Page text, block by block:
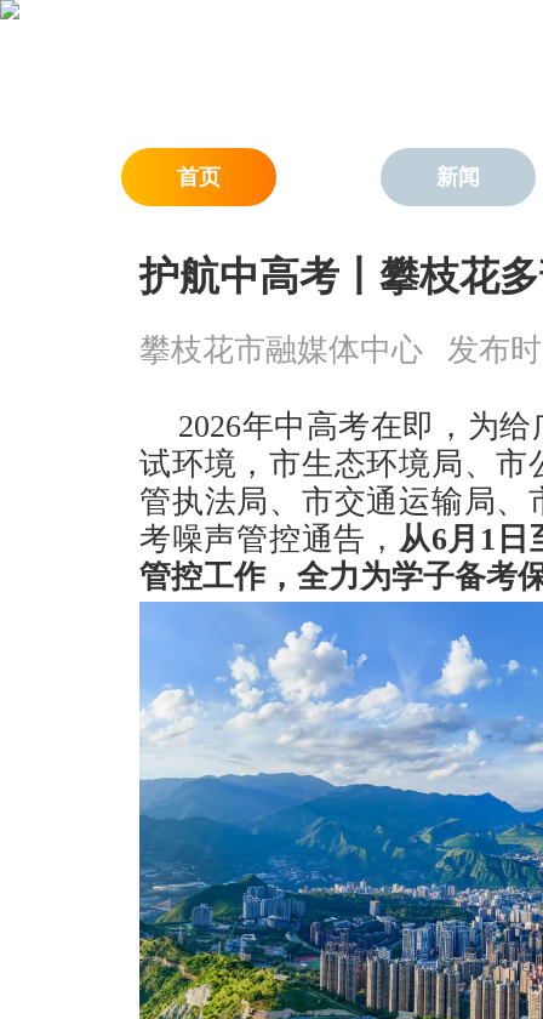
首页 新闻
护航中高考丨攀枝花
攀枝花市融媒体中心 发布
2026年中高考在即，为
试环境，市生态环境局、
管执法局、市交通运输局
考噪声管控通告， 从6月1日
管控工作，全力为学子备考